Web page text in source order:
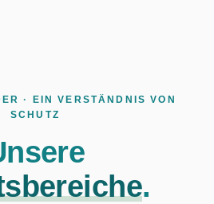
· EIN VERSTÄNDNIS VON
SCHUTZ
.